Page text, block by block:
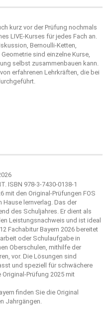
kurz vor der Prüfung nochmals
LIVE-Kurses für jedes Fach an.
Bernoulli-Ketten,
sind einzelne Kurse,
selbst zusammenbauen kann.
erfahrenen Lehrkräften, die bei
mit den Original-Prüfungen FOS
Hauselernverlag . Das der
des Schuljahres. Er dient als
Leistungsnachweis und ist ideal
Fachabitur Bayern 2026 bereitet
oder Schulaufgabe in
Oberschulen, mithilfe der
vor. Die Lösungen sind
und speziell für schwächere
Prüfung 2025 mit
finden Sie die Original
Jahrgängen.